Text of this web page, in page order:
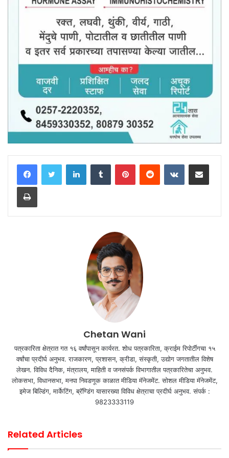
LinkedInTumblr PinterestReddit VKontakteShare via Email
Print
Chetan Wani
पत्रकारिता क्षेत्रात गत १६ वर्षांपासून कार्यरत. शोध पत्रकारिता, क्राईम रिपोर्टींगचा १५
वर्षांचा प्रदीर्घ अनुभव. राजकारण, प्रशासन, क्रीडा, संस्कृती, उद्योग जगतातील विशेष
लेखन. विविध दैनिक, मंत्रालय, माहिती व जनसंपर्क विभागातील पत्रकारितेचा अनुभव.
लोकसभा, विधानसभा, मनपा निवडणूक काळात मीडिया मॅनेजमेंट. सोशल मीडिया मॅनेजमेंट,
इमेज बिल्डिंग, मार्केटिंग, ब्रॅण्डिंग यासारख्या विविध क्षेत्राचा प्रदीर्घ अनुभव. संपर्क :
9823333119
Related Articles